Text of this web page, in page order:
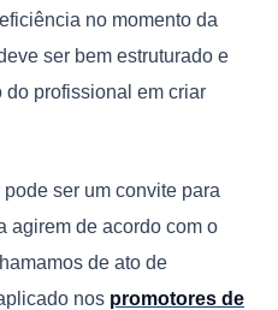
no momento da
ser bem estruturado e
profissional em criar
ser um convite para
agirem de acordo com o
de ato de
nos promotores de